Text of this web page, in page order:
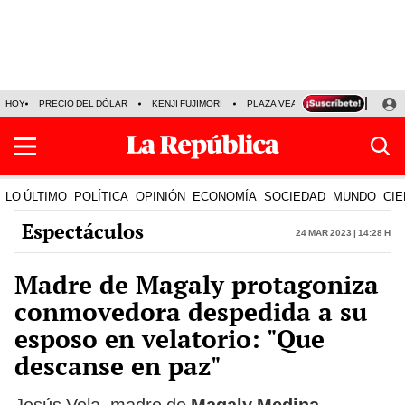
HOY PRECIO DEL DÓLAR KENJI FUJIMORI PLAZA VEA FERIADOS
LO ÚLTIMO POLÍTICA OPINIÓN ECONOMÍA SOCIEDAD MUNDO
Espectáculos 24 Mar 2023 | 14:28 h
Madre de Magaly protagoniza
conmovedora despedida a su
esposo en velatorio: "Que
descanse en paz"